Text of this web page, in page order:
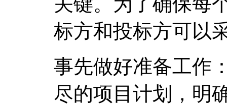
标方和投标方可以
事先做好准备工作
尽的项目计划，明